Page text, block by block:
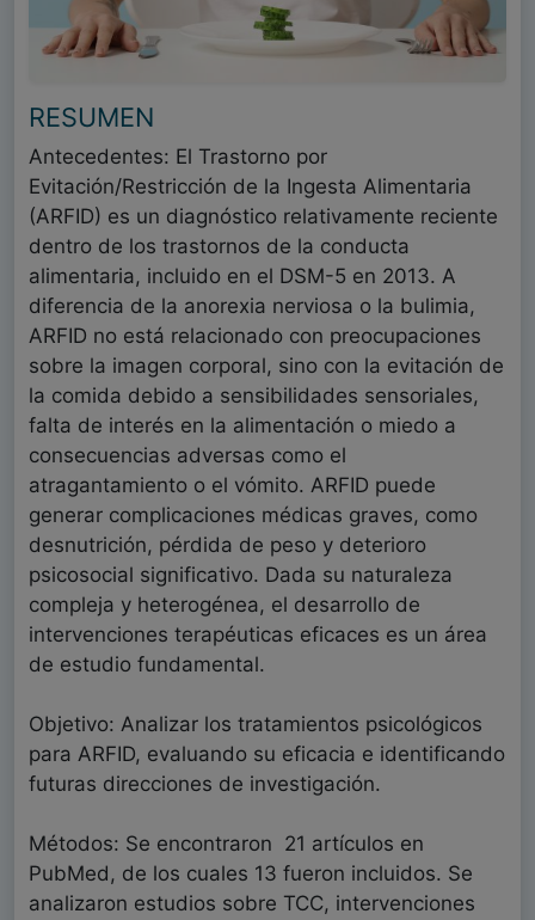
RESUMEN
Antecedentes: El Trastorno por
Evitación/Restricción de la Ingesta Alimentaria
(ARFID) es un diagnóstico relativamente reciente
dentro de los trastornos de la conducta
alimentaria, incluido en el DSM-5 en 2013. A
diferencia de la anorexia nerviosa o la bulimia,
ARFID no está relacionado con preocupaciones
sobre la imagen corporal, sino con la evitación de
la comida debido a sensibilidades sensoriales,
falta de interés en la alimentación o miedo a
consecuencias adversas como el
atragantamiento o el vómito. ARFID puede
generar complicaciones médicas graves, como
desnutrición, pérdida de peso y deterioro
psicosocial significativo. Dada su naturaleza
compleja y heterogénea, el desarrollo de
intervenciones terapéuticas eficaces es un área
de estudio fundamental.
Objetivo: Analizar los tratamientos psicológicos
para ARFID, evaluando su eficacia e identificando
futuras direcciones de investigación.
Métodos: Se encontraron 21 artículos en
PubMed, de los cuales 13 fueron incluidos. Se
analizaron estudios sobre TCC, intervenciones